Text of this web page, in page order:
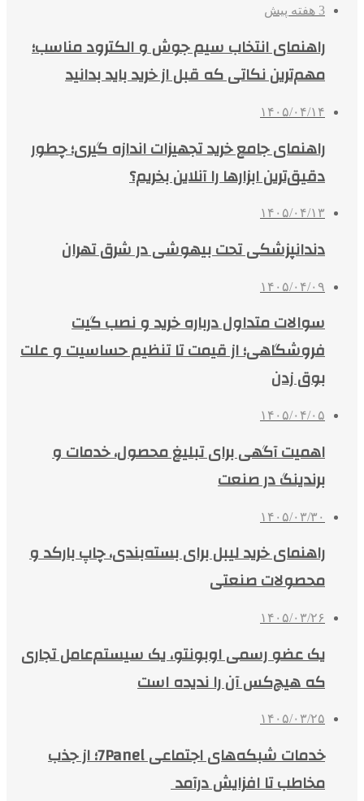
3 هفته پیش
راهنمای انتخاب سیم جوش و الکترود مناسب؛
مهم‌ترین نکاتی که قبل از خرید باید بدانید
۱۴۰۵/۰۴/۱۴
راهنمای جامع خرید تجهیزات اندازه گیری؛ چطور
دقیق‌ترین ابزارها را آنلاین بخریم؟
۱۴۰۵/۰۴/۱۳
دندانپزشکی تحت بیهوشی در شرق تهران
۱۴۰۵/۰۴/۰۹
سوالات متداول درباره خرید و نصب گیت
فروشگاهی؛ از قیمت تا تنظیم حساسیت و علت
بوق زدن
۱۴۰۵/۰۴/۰۵
اهمیت آگهی برای تبلیغ محصول، خدمات و
برندینگ در صنعت
۱۴۰۵/۰۳/۳۰
راهنمای خرید لیبل برای بسته‌بندی، چاپ بارکد و
محصولات صنعتی
۱۴۰۵/۰۳/۲۶
یک عضو رسمی اوبونتو، یک سیستم‌عامل تجاری
که هیچ‌کس آن را ندیده است
۱۴۰۵/۰۳/۲۵
خدمات شبکه‌های اجتماعی 7Panel؛ از جذب
مخاطب تا افزایش درآمد